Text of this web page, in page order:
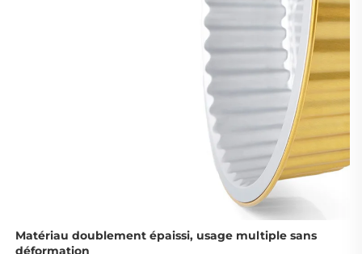
Matériau doublement épaissi, usage multiple sans